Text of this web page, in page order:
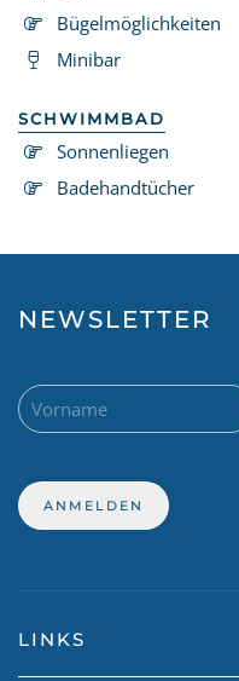
Bügelmöglichkeiten
Minibar
SCHWIMMBAD
Sonnenliegen
Badehandtücher
NEWSLETTER
LINKS